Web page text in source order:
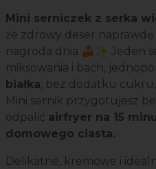
Mini serniczek z serka
że zdrowy deser naprawdę
nagroda dnia 🍰✨ Jeden
miksowania i bach,
białka, bez dodatku cukru,
Mini sernik przygotujesz
odpalić airfryer na 15
domowego ciasta.
Delikatne, kremowe i